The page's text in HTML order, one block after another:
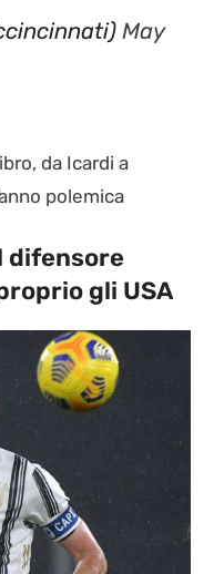
May
da Icardi a
polemica
difensore
gli USA